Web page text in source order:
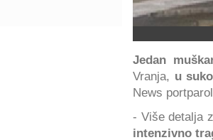
Jedan
Vranja, u
News
- Više detalja
intenzivno